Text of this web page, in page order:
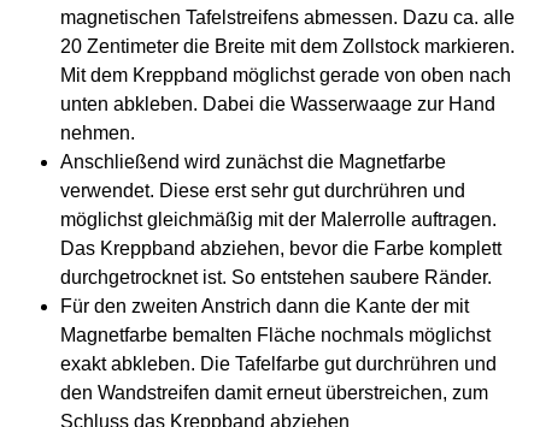
magnetischen Tafelstreifens abmessen. Dazu ca. alle
20 Zentimeter die Breite mit dem Zollstock markieren.
Mit dem Kreppband möglichst gerade von oben nach
unten abkleben. Dabei die Wasserwaage zur Hand
nehmen.
Anschließend wird zunächst die Magnetfarbe
verwendet. Diese erst sehr gut durchrühren und
möglichst gleichmäßig mit der Malerrolle auftragen.
Das Kreppband abziehen, bevor die Farbe komplett
durchgetrocknet ist. So entstehen saubere Ränder.
Für den zweiten Anstrich dann die Kante der mit
Magnetfarbe bemalten Fläche nochmals möglichst
exakt abkleben. Die Tafelfarbe gut durchrühren und
den Wandstreifen damit erneut überstreichen, zum
Schluss das Kreppband abziehen